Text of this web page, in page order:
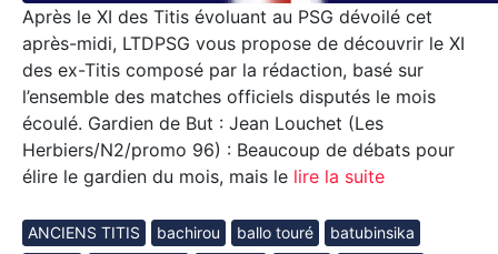
Après le XI des Titis évoluant au PSG dévoilé cet
après-midi, LTDPSG vous propose de découvrir le XI
des ex-Titis composé par la rédaction, basé sur
l’ensemble des matches officiels disputés le mois
écoulé. Gardien de But : Jean Louchet (Les
Herbiers/N2/promo 96) : Beaucoup de débats pour
élire le gardien du mois, mais le lire la suite
ANCIENS TITIS bachirou ballo touré
batubinsika